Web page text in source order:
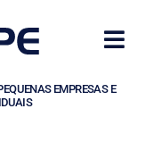
EMPRESAS E